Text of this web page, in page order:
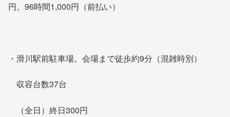
円。96時間1,000円（前払い）
・滑川駅前駐車場。会場まで徒歩約9分（混雑時別）
収容台数37台
（全日）終日300円